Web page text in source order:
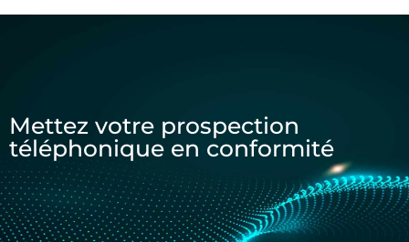
Mettez votre prospection
téléphonique en conformité